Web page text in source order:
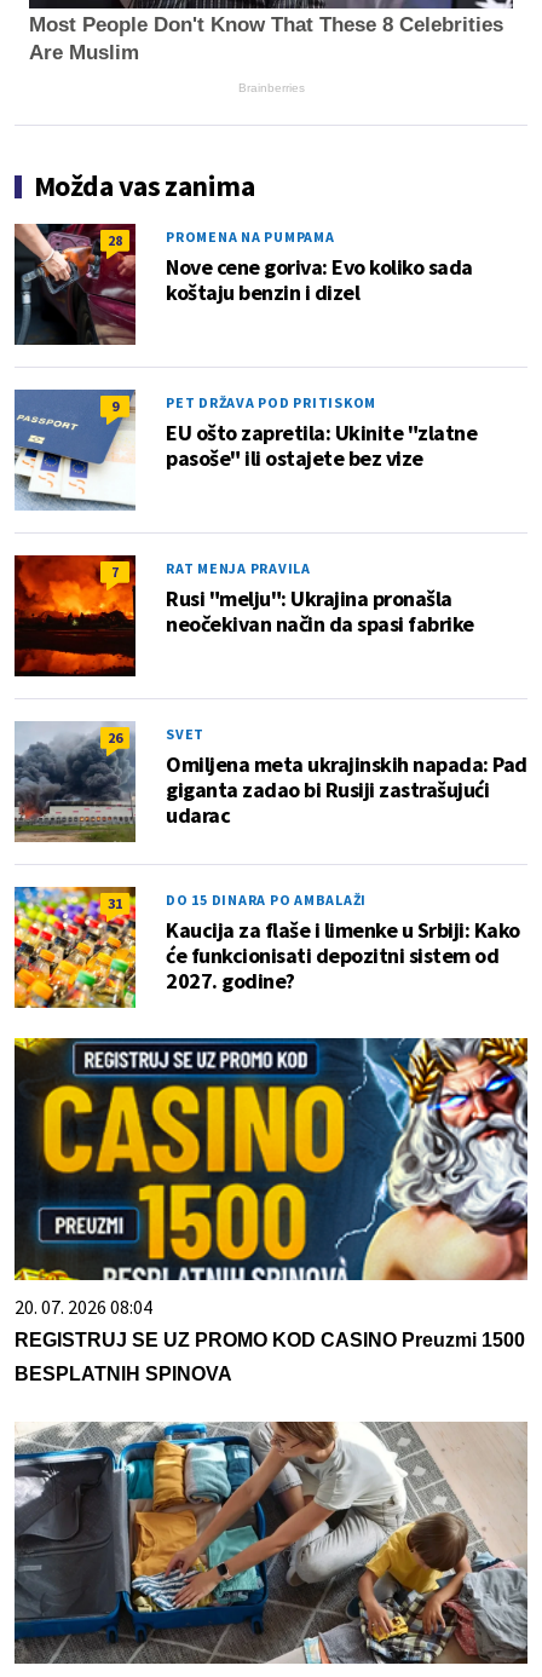
Most People Don't Know That These 8 Celebrities
Are Muslim
Brainberries
Možda vas zanima
28 PROMENA NA PUMPAMA
Nove cene goriva: Evo koliko sada
koštaju benzin i dizel
9 PET DRŽAVA POD PRITISKOM
EU ošto zapretila: Ukinite "zlatne
pasoše" ili ostajete bez vize
7 RAT MENJA PRAVILA
Rusi "melju": Ukrajina pronašla
neočekivan način da spasi fabrike
26 SVET
Omiljena meta ukrajinskih napada: Pad
giganta zadao bi Rusiji zastrašujući
udarac
31 DO 15 DINARA PO AMBALAŽI
Kaucija za flaše i limenke u Srbiji: Kako
će funkcionisati depozitni sistem od
2027. godine?
20. 07. 2026 08:04
REGISTRUJ SE UZ PROMO KOD CASINO Preuzmi 1500
BESPLATNIH SPINOVA